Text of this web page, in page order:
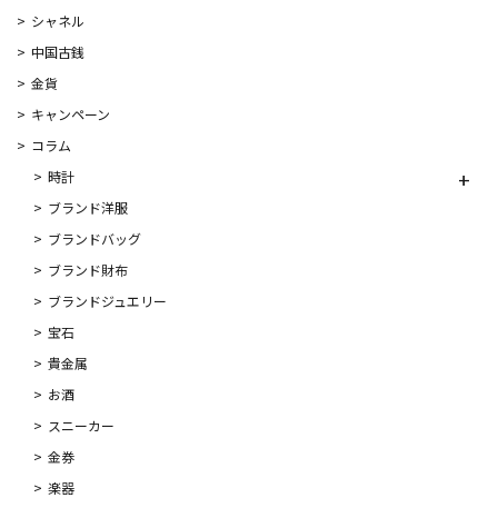
シャネル
中国古銭
金貨
キャンペーン
コラム
時計
ブランド洋服
ブランドバッグ
ブランド財布
ブランドジュエリー
宝石
貴金属
お酒
スニーカー
金券
楽器